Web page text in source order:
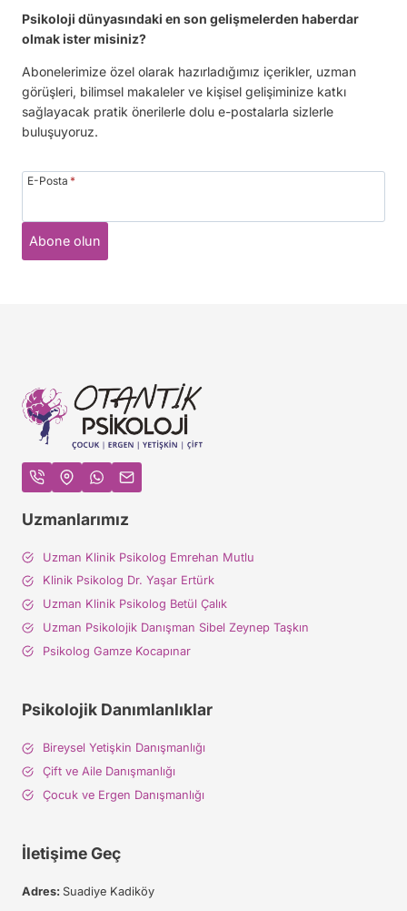
Psikoloji dünyasındaki en son gelişmelerden haberdar
olmak ister misiniz?
Abonelerimize özel olarak hazırladığımız içerikler, uzman
görüşleri, bilimsel makaleler ve kişisel gelişiminize katkı
sağlayacak pratik önerilerle dolu e-postalarla sizlerle
buluşuyoruz.
E-Posta *
Abone olun
Uzmanlarımız
Uzman Klinik Psikolog Emrehan Mutlu
Klinik Psikolog Dr. Yaşar Ertürk
Uzman Klinik Psikolog Betül Çalık
Uzman Psikolojik Danışman Sibel Zeynep Taşkın
Psikolog Gamze Kocapınar
Psikolojik Danımlanlıklar
Bireysel Yetişkin Danışmanlığı
Çift ve Aile Danışmanlığı
Çocuk ve Ergen Danışmanlığı
İletişime Geç
Adres: Suadiye Kadiköy